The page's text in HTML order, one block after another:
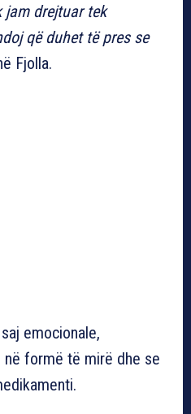
jam drejtuar tek
që duhet të pres se
Fjolla.
emocionale,
formë të mirë dhe se